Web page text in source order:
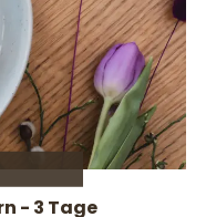
- 3 Tage